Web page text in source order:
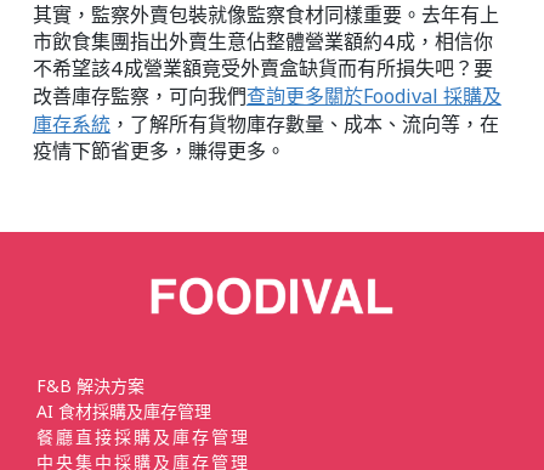
其實，監察外賣包裝就像監察食材同樣重要。去年有上
市飲食集團指出外賣生意佔整體營業額約4成，相信你
不希望該4成營業額竟受外賣盒缺貨而有所損失吧？要
改善庫存監察，可向我們查詢更多關於Foodival 採購及
庫存系統，了解所有貨物庫存數量、成本、流向等，在
疫情下節省更多，賺得更多。
F&B 解決方案
AI 食材採購及庫存管理
餐廳直接採購及庫存管理
中央集中採購及庫存管理